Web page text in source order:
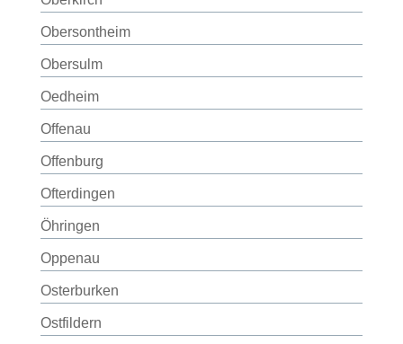
Obersontheim
Obersulm
Oedheim
Offenau
Offenburg
Ofterdingen
Öhringen
Oppenau
Osterburken
Ostfildern